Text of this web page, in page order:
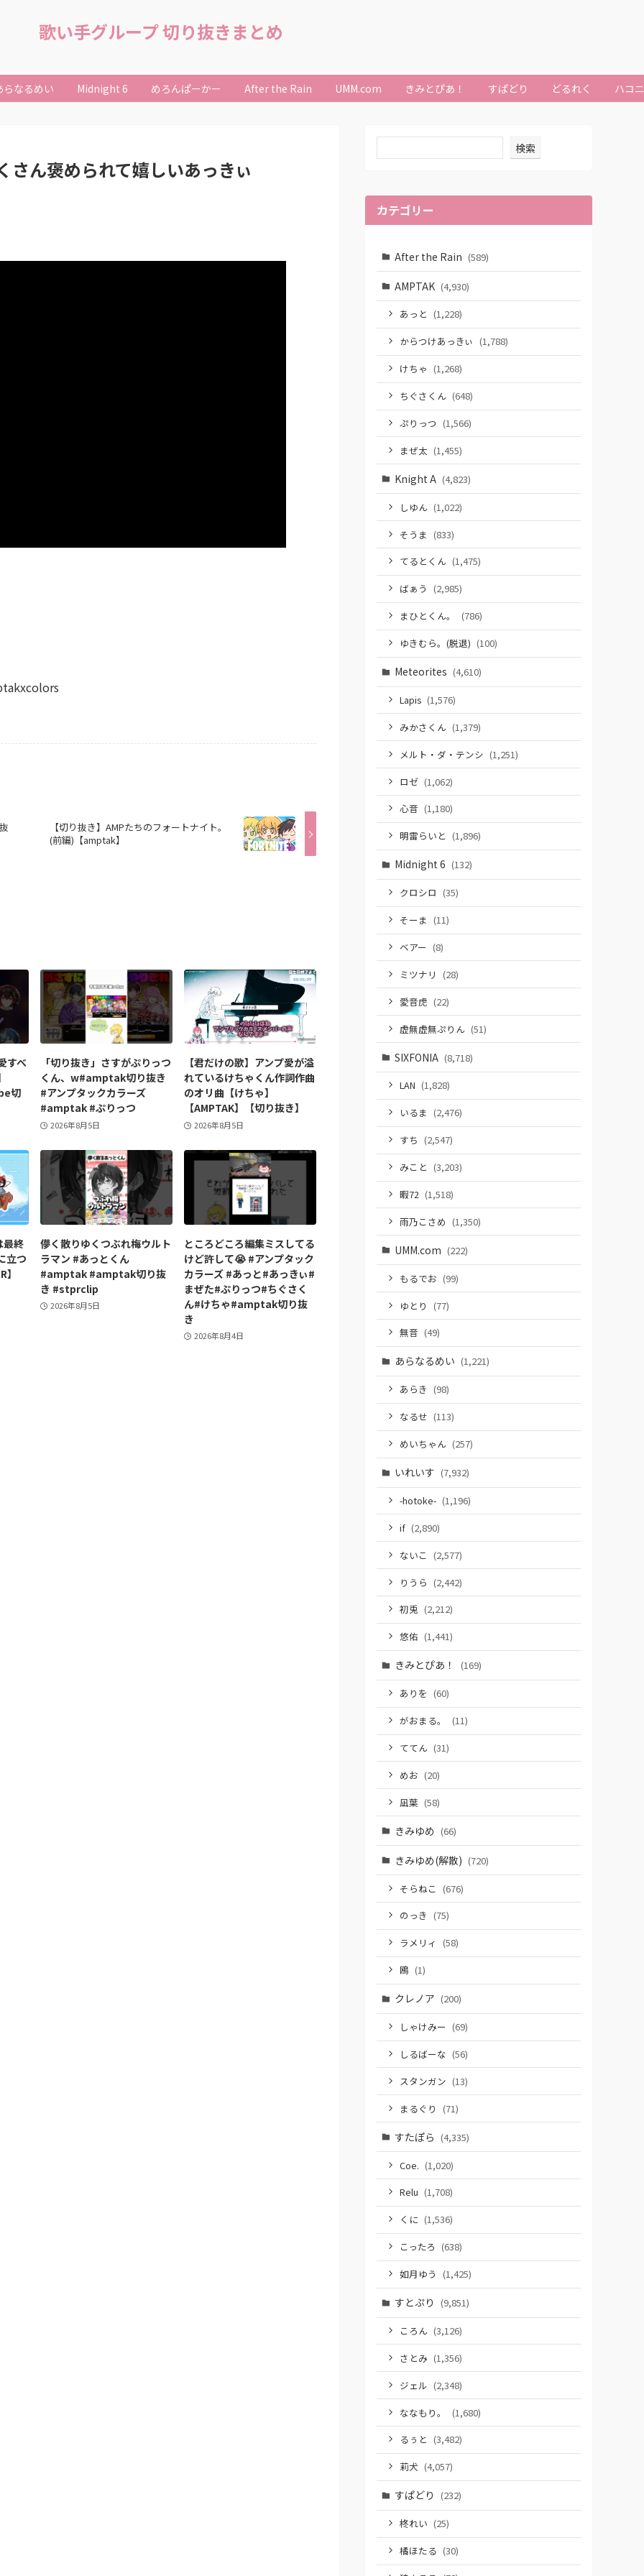
歌い手グループ 切り抜きまとめ
らなるめい Midnight 6 めろんぱーかー After the Rain UMM.com きみとぴあ！ すぱどり どるれく ハコ
さん褒められて嬉しいあっきぃ
【切り抜き】AMPたちのフォートナイト。
(前編)【amptak】
すべ
切
「切り抜き」さすがぷりっつ
くん、w#amptak切り抜き
#アンプタックカラーズ
#amptak #ぷりっつ
2026年8月5日
【君だけの歌】アンプ愛が溢
れているけちゃくん作詞作曲
のオリ曲【けちゃ】
【AMPTAK】【切り抜き】
2026年8月5日
最終
立つ
儚く散りゆくつぶれ梅ウルト
ラマン #あっとくん
#amptak #amptak切り抜
き #stprclip
2026年8月5日
ところどころ編集ミスしてる
けど許して😭 #アンプタック
カラーズ #あっと#あっきぃ#
まぜた#ぷりっつ#ちぐさく
ん#けちゃ#amptak切り抜
き
2026年8月4日
検索
カテゴリー
After the Rain (589)
AMPTAK (4,930)
あっと (1,228)
からつけあっきぃ (1,788)
けちゃ (1,268)
ちぐさくん (648)
ぷりっつ (1,566)
まぜ太 (1,455)
Knight A (4,823)
しゆん (1,022)
そうま (833)
てるとくん (1,475)
ばぁう (2,985)
まひとくん。
(786)
ゆきむら。(脱退) (100)
Meteorites (4,610)
Lapis (1,576)
みかさくん (1,379)
メルト・ダ・テンシ (1,251)
ロゼ (1,062)
心音 (1,180)
明雷らいと (1,896)
Midnight 6 (132)
クロシロ (35)
そーま (11)
ベアー (8)
ミツナリ (28)
愛音虎 (22)
虚無虚無ぷりん (51)
SIXFONIA (8,718)
LAN (1,828)
いるま (2,476)
すち (2,547)
みこと (3,203)
暇72 (1,518)
雨乃こさめ (1,350)
UMM.com (222)
もるでお (99)
ゆとり (77)
無音 (49)
あらなるめい (1,221)
あらき (98)
なるせ (113)
めいちゃん (257)
いれいす (7,932)
-hotoke- (1,196)
if (2,890)
ないこ (2,577)
りうら (2,442)
初兎 (2,212)
悠佑 (1,441)
きみとぴあ！ (169)
ありを (60)
がおまる。
(11)
ててん (31)
めお (20)
凪葉 (58)
きみゆめ (66)
きみゆめ(解散) (720)
そらねこ (676)
のっき (75)
ラメリィ (58)
鴎 (1)
クレノア (200)
しゃけみー (69)
しるばーな (56)
スタンガン (13)
まるぐり (71)
すたぽら (4,335)
Coe. (1,020)
Relu (1,708)
くに (1,536)
こったろ (638)
如月ゆう (1,425)
すとぷり (9,851)
ころん (3,126)
さとみ (1,356)
ジェル (2,348)
ななもり。
(1,680)
るぅと (3,482)
莉犬 (4,057)
すぱどり (232)
柊れい (25)
橘ほたる (30)